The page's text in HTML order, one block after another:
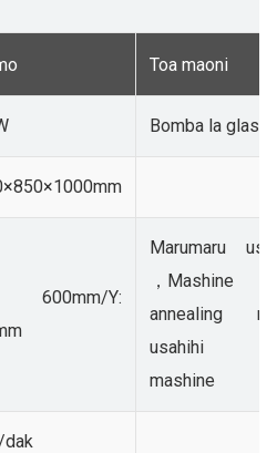
Toa maoni
Bomba la glasi
Y:
Marumaru uso
，Mashine
annealing na
usahihi
mashine